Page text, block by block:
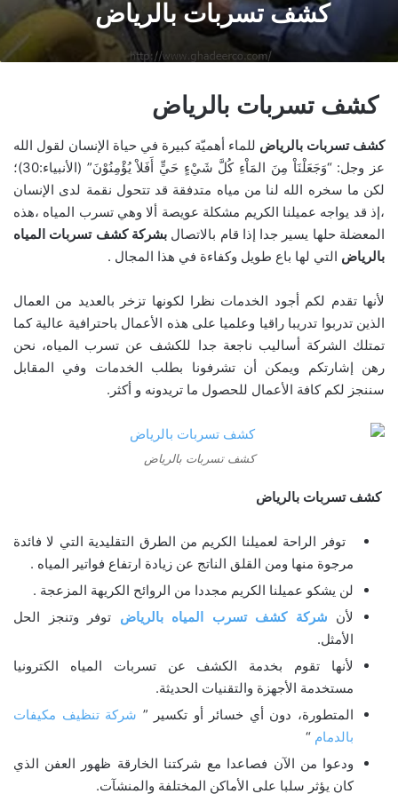
كشف تسربات بالرياض
كشف تسربات بالرياض
كشف تسربات بالرياض للماء أهميّة كبيرة في حياة الإنسان لقول الله
عز وجل: “وَجَعَلْنَاْ مِنَ المَاْءِ كُلَّ شَيْءٍ حَيٍّ أَفَلاْ يُؤْمِنُوْنَ” (الأنبياء:30)؛
لكن ما سخره الله لنا من مياه متدفقة قد تتحول نقمة لدى الإنسان
،إذ قد يواجه عميلنا الكريم مشكلة عويصة ألا وهي تسرب المياه ،هذه
المعضلة حلها يسير جدا إذا قام بالاتصالبشركة كشف تسربات المياه
بالرياض التي لها باع طويل وكفاءة في هذا المجال .
لأنها تقدم لكم أجود الخدمات نظرا لكونها تزخر بالعديد من العمال
الذين تدربوا تدريبا راقيا وعلميا على هذه الأعمال باحترافية عالية كما
تمتلك الشركة أساليب ناجعة جدا للكشف عن تسرب المياه، نحن
رهن إشارتكم ويمكن أن تشرفونا بطلب الخدمات وفي المقابل
سننجز لكم كافة الأعمال للحصول ما تريدونه و أكثر.
كشف تسربات بالرياض
كشف تسربات بالرياض
توفر الراحة لعميلنا الكريم من الطرق التقليدية التي لا فائدة
مرجوة منها ومن القلق الناتج عن زيادة ارتفاع فواتير المياه .
لن يشكو عميلنا الكريم مجددا من الروائح الكريهة المزعجة .
لأن شركة كشف تسرب المياه بالرياض توفر وتنجز الحل
الأمثل.
لأنها تقوم بخدمة الكشف عن تسربات المياه الكترونيا
مستخدمة الأجهزة والتقنيات الحديثة.
المتطورة، دون أي خسائر أو تكسير ” شركة تنظيف مكيفات
بالدمام “
ودعوا من الآن فصاعدا مع شركتنا الخارقة ظهور العفن الذي
كان يؤثر سلبا على الأماكن المختلفة والمنشآت.